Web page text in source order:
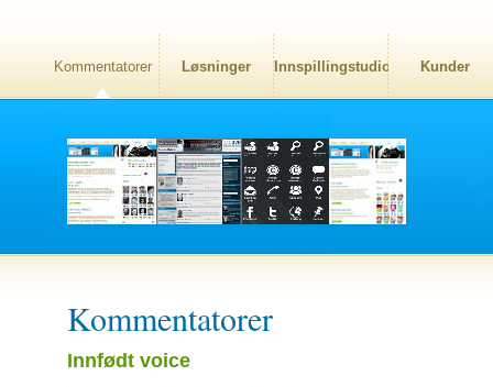
Kommentatorer Løsninger Innspillingstudio Kunder
Kommentatorer
Innfødt voice